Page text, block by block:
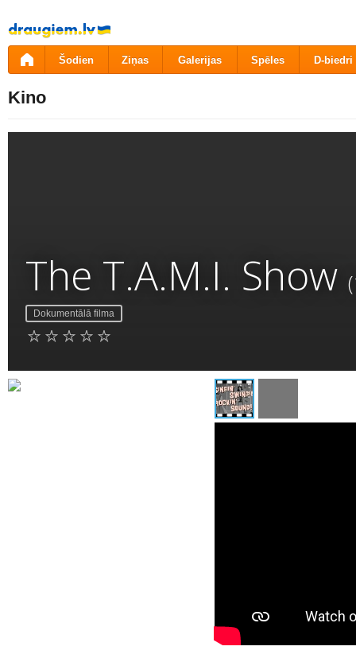
Pāriet
uz
saturu
Šodien Ziņas Galerijas Spēles D-biedri
Kino
The T.A.M.I. Show
Dokumentālā filma